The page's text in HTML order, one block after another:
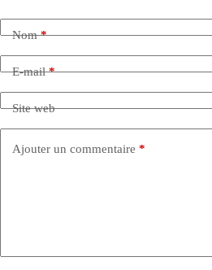
Nom*
E-mail*
Site web
Ajouter un commentaire *